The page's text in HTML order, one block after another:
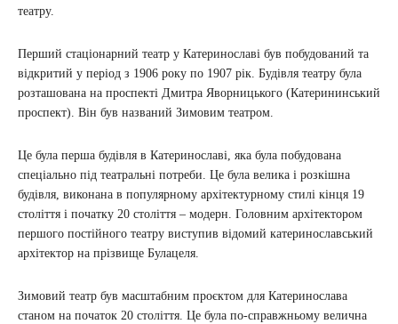
театру.
Перший стаціонарний театр у Катеринославі був побудований та
відкритий у період з 1906 року по 1907 рік. Будівля театру була
розташована на проспекті Дмитра Яворницького (Катерининський
проспект). Він був названий Зимовим театром.
Це була перша будівля в Катеринославі, яка була побудована
спеціально під театральні потреби. Це була велика і розкішна
будівля, виконана в популярному архітектурному стилі кінця 19
століття і початку 20 століття – модерн. Головним архітектором
першого постійного театру виступив відомий катеринославський
архітектор на прізвище Булацеля.
Зимовий театр був масштабним проєктом для Катеринослава
станом на початок 20 століття. Це була по-справжньому велична